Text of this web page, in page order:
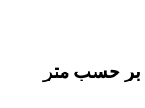
بر حسب متر